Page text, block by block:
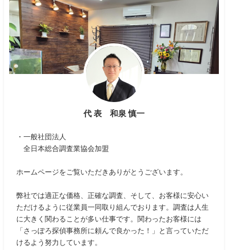
代 表 和泉 慎一
・一般社団法人
全日本総合調査業協会加盟
ホームページをご覧いただきありがとうございます。
弊社では適正な価格、正確な調査、そして、お客様に安心い
ただけるように従業員一同取り組んでおります。調査は人生
に大きく関わることが多い仕事です。関わったお客様には
「さっぽろ探偵事務所に頼んで良かった！」と言っていただ
けるよう努力しています。